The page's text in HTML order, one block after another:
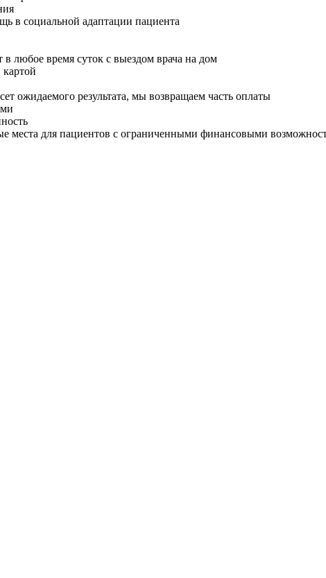
в социальной адаптации пациента
любое время суток с выездом врача на дом
ожидаемого результата, мы возвращаем часть оплаты
места для пациентов с ограниченными финансовыми